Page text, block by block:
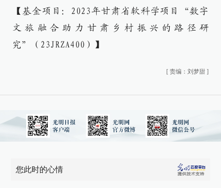
【基金项目：2023年甘肃省软科学项目“数字
文旅融合助力甘肃乡村振兴的路径研
究”（23JRZA400）】
[ 责编：刘梦甜 ]
您此时的心情